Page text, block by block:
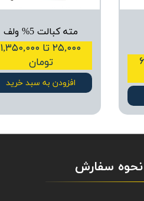
مته کبالت 5% ولف
۲۵,۰۰۰ تا ۱,۳۵۰,۰۰۰
تومان
افزودن به سبد خرید
نحوه سفارش